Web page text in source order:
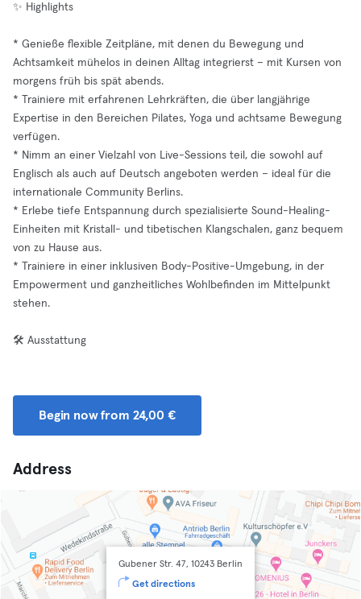
✨ Highlights
* Genieße flexible Zeitpläne, mit denen du Bewegung und
Achtsamkeit mühelos in deinen Alltag integrierst – mit Kursen von
morgens früh bis spät abends.
* Trainiere mit erfahrenen Lehrkräften, die über langjährige
Expertise in den Bereichen Pilates, Yoga und achtsame Bewegung
verfügen.
* Nimm an einer Vielzahl von Live-Sessions teil, die sowohl auf
Englisch als auch auf Deutsch angeboten werden – ideal für die
internationale Community Berlins.
* Erlebe tiefe Entspannung durch spezialisierte Sound-Healing-
Einheiten mit Kristall- und tibetischen Klangschalen, ganz bequem
von zu Hause aus.
* Trainiere in einer inklusiven Body-Positive-Umgebung, in der
Empowerment und ganzheitliches Wohlbefinden im Mittelpunkt
stehen.
🛠️ Ausstattung
Begin now from 24,00 €
Address
Gubener Str. 47, 10243 Berlin
Get directions